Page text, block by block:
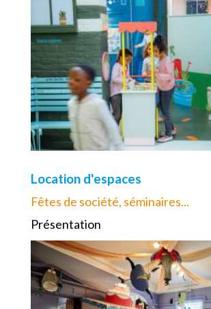
Location d'espaces
Fêtes de société, séminaires...
Présentation